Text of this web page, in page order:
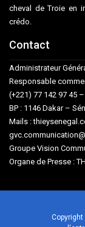
cheval de Troie en
crédo.
Contact
Administrateur
Responsable
(+221) 77 142 97 45
BP : 1146 Dakar –
Mails :
Groupe Vision
Organe de Presse :
Copyright